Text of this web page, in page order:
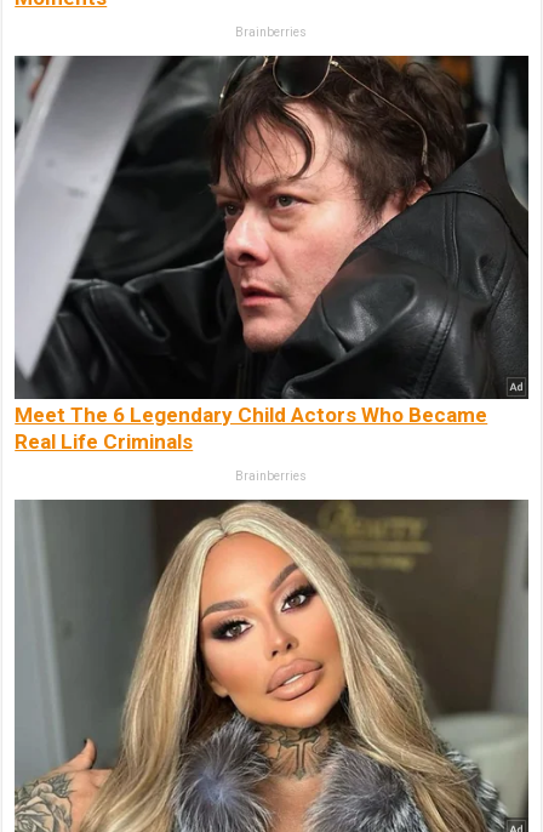
Brainberries
Meet The 6 Legendary Child Actors Who Became
Real Life Criminals
Brainberries